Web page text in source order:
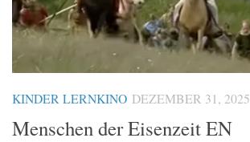
KINDER LERNKINO DEZEMBER 31, 2025
Menschen der Eisenzeit EN